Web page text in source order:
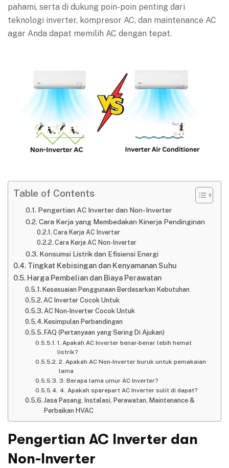
pahami, serta di dukung poin-poin penting dari
teknologi inverter, kompresor AC, dan maintenance AC
agar Anda dapat memilih AC dengan tepat.
Table of Contents
Pengertian AC Inverter dan Non-Inverter
Cara Kerja yang Membedakan Kinerja Pendinginan
Cara Kerja AC Inverter
Cara Kerja AC Non-Inverter
Konsumsi Listrik dan Efisiensi Energi
Tingkat Kebisingan dan Kenyamanan Suhu
Harga Pembelian dan Biaya Perawatan
Kesesuaian Penggunaan Berdasarkan Kebutuhan
AC Inverter Cocok Untuk
AC Non-Inverter Cocok Untuk
Kesimpulan Perbandingan
FAQ (Pertanyaan yang Sering Di Ajukan)
1. Apakah AC Inverter benar-benar lebih hemat
listrik?
2. Apakah AC Non-Inverter buruk untuk pemakaian
lama
3. Berapa lama umur AC Inverter?
4. Apakah sparepart AC Inverter sulit di dapat?
Jasa Pasang, Instalasi, Perawatan, Maintenance &
Perbaikan HVAC
Pengertian AC Inverter dan
Non-Inverter